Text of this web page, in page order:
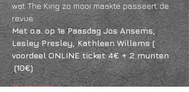
wat The King zo mooi maakte passeert de
revue.
Met o.a. op 1e Paasdag Jos Ansems,
Lesley Presley, Kathleen Willems (
voordeel ONLINE ticket 4€ + 2 munten
(10€)
Meer lezen >